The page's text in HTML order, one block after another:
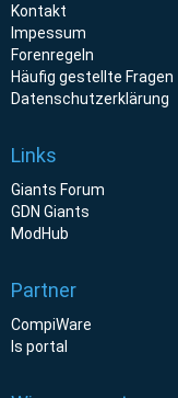
Kontakt
Impessum
Forenregeln
Häufig gestellte Fragen
Datenschutzerklärung
Links
Giants Forum
GDN Giants
ModHub
Partner
CompiWare
ls portal